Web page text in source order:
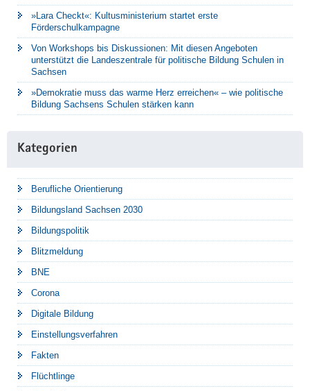
»Lara Checkt«: Kultusministerium startet erste
Förderschulkampagne
Von Workshops bis Diskussionen: Mit diesen Angeboten
unterstützt die Landeszentrale für politische Bildung Schulen in
Sachsen
»Demokratie muss das warme Herz erreichen« – wie politische
Bildung Sachsens Schulen stärken kann
Kategorien
Berufliche Orientierung
Bildungsland Sachsen 2030
Bildungspolitik
Blitzmeldung
BNE
Corona
Digitale Bildung
Einstellungsverfahren
Fakten
Flüchtlinge